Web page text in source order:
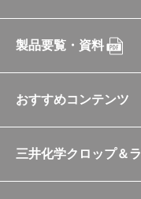
製品要覧・資料
おすすめコンテンツ
三井化学クロップ＆